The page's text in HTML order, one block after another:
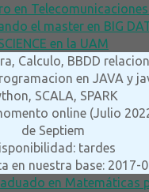
en
el master en BIG
en la UAM
Calculo, BBDD
en JAVA y
SCALA, SPARK
online (Julio
de Septiem
tardes
en nuestra base: 2017-
en Matemáticas